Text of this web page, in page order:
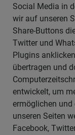
Social Media in
wir auf unseren
Share-Buttons
Twitter und
Plugins
übertragen und
entwickelt, um
ermöglichen und
unseren Seiten
Facebook,